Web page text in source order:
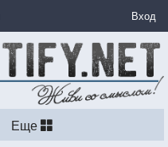
Вход
Еще